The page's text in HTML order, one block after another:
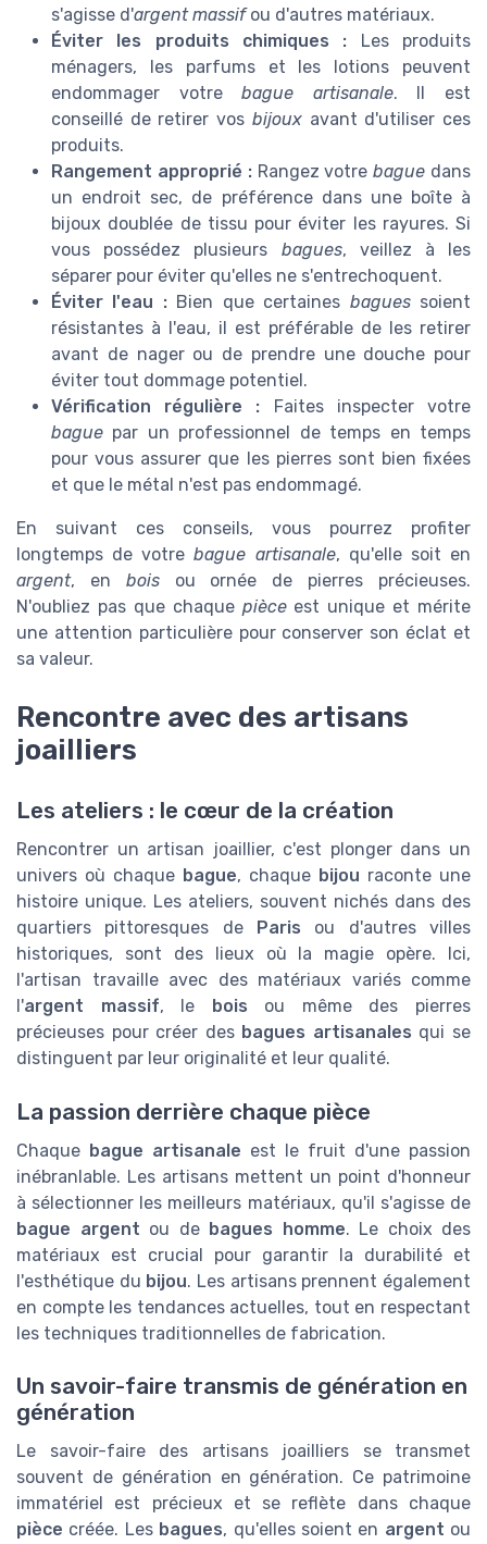
s'agisse d'argent massifou d'autres matériaux.
Éviter les produits chimiques : Les produits
ménagers, les parfums et les lotions peuvent
endommager votrebague artisanale. Il est
conseillé de retirer vos bijouxavant d'utiliser ces
produits.
Rangement approprié :Rangez votrebague dans
un endroit sec, de préférence dans une boîte à
bijoux doublée de tissu pour éviter les rayures. Si
vous possédez plusieurs bagues, veillez à les
séparer pour éviter qu'elles ne s'entrechoquent.
Éviter l'eau :Bien que certaines baguessoient
résistantes à l'eau, il est préférable de les retirer
avant de nager ou de prendre une douche pour
éviter tout dommage potentiel.
Vérification régulière : Faites inspecter votre
bague par un professionnel de temps en temps
pour vous assurer que les pierres sont bien fixées
et que le métal n'est pas endommagé.
En suivant ces conseils, vous pourrez profiter
longtemps de votrebague artisanale, qu'elle soit en
argent, en boisou ornée de pierres précieuses.
N'oubliez pas que chaque pièceest unique et mérite
une attention particulière pour conserver son éclat et
sa valeur.
Rencontre avec des artisans
joailliers
Les ateliers : le cœur de la création
Rencontrer un artisan joaillier, c'est plonger dans un
univers où chaque bague, chaque bijou raconte une
histoire unique. Les ateliers, souvent nichés dans des
quartiers pittoresques de
Paris ou d'autres villes
historiques, sont des lieux où la magie opère. Ici,
l'artisan travaille avec des matériaux variés comme
l'argent massif, le bois ou même des pierres
précieuses pour créer des bagues artisanales qui se
distinguent par leur originalité et leur qualité.
La passion derrière chaque pièce
Chaque bague artisanale est le fruit d'une passion
inébranlable. Les artisans mettent un point d'honneur
à sélectionner les meilleurs matériaux, qu'il s'agisse de
bague argent ou de bagues homme. Le choix des
matériaux est crucial pour garantir la durabilité et
l'esthétique du bijou. Les artisans prennent également
en compte les tendances actuelles, tout en respectant
les techniques traditionnelles de fabrication.
Un savoir-faire transmis de génération en
génération
Le savoir-faire des artisans joailliers se transmet
souvent de génération en génération. Ce patrimoine
immatériel est précieux et se reflète dans chaque
pièce créée. Les bagues, qu'elles soient en argent ou